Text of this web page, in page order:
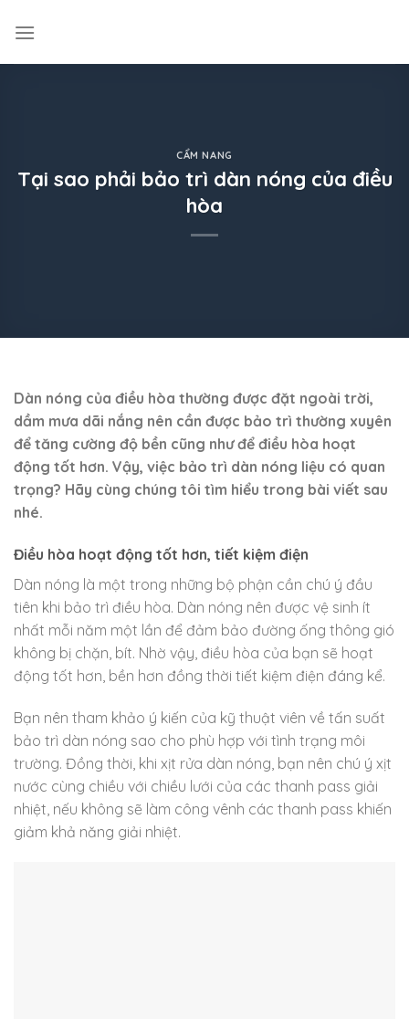
CẨM NANG
Tại sao phải bảo trì dàn nóng của điều
hòa
Dàn nóng của điều hòa thường được đặt ngoài trời,
dầm mưa dãi nắng nên cần được bảo trì thường xuyên
để tăng cường độ bền cũng như để điều hòa hoạt
động tốt hơn. Vậy, việc bảo trì dàn nóng liệu có quan
trọng? Hãy cùng chúng tôi tìm hiểu trong bài viết sau
nhé.
Điều hòa hoạt động tốt hơn, tiết kiệm điện
Dàn nóng là một trong những bộ phận cần chú ý đầu
tiên khi bảo trì điều hòa. Dàn nóng nên được vệ sinh ít
nhất mỗi năm một lần để đảm bảo đường ống thông gió
không bị chặn, bít. Nhờ vậy, điều hòa của bạn sẽ hoạt
động tốt hơn, bền hơn đồng thời tiết kiệm điện đáng kể.
Bạn nên tham khảo ý kiến của kỹ thuật viên về tấn suất
bảo trì dàn nóng sao cho phù hợp với tình trạng môi
trường. Đồng thời, khi xịt rửa dàn nóng, bạn nên chú ý xịt
nước cùng chiều với chiều lưới của các thanh pass giải
nhiệt, nếu không sẽ làm công vênh các thanh pass khiến
giảm khả năng giải nhiệt.